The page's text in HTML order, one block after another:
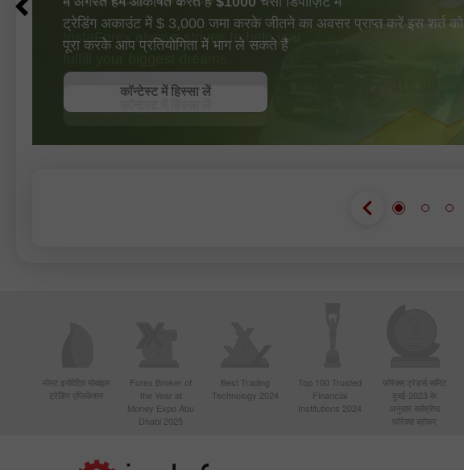
ट्रेडिंग अकाउंट में $ 3,000 जमा करके जीतने का अवसर प्राप्त करें इस शर्त को
पूरा करके आप प्रतियोगिता में भाग ले सकते हैं
कॉन्टेस्ट में हिस्सा लें
कॉन्टेस्ट में हिस्सा लें
मोस्ट इनोवेटिव मोबाइल
ट्रेडिंग एप्लिकेशन
Forex Broker of
the Year at
Money Expo Abu
Dhabi 2025
Best Trading
Technology 2024
Top 100 Trusted
Financial
Institutions 2024
फोरेक्स ट्रेडर्स समिट
दुबई-2023 के
अनुसार सर्वश्रेष्ठ
फोरेक्स ब्रोकर